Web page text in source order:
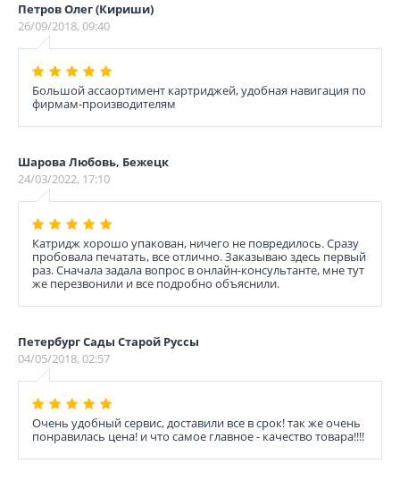
Петров Олег (Кириши)
26/09/2018, 09:40
Большой ассаортимент картриджей, удобная навигация по
фирмам-производителям
Шарова Любовь, Бежецк
24/03/2022, 17:10
Катридж хорошо упакован, ничего не повредилось. Сразу
пробовала печатать, все отлично. Заказываю здесь первый
раз. Сначала задала вопрос в онлайн-консультанте, мне тут
же перезвонили и все подробно объяснили.
Петербург Сады Старой Руссы
04/05/2018, 02:57
Очень удобный сервис, доставили все в срок! так же очень
понравилась цена! и что самое главное - качество товара!!!!